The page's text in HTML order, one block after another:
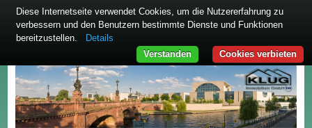
Diese Internetseite verwendet Cookies, um die Nutzererfahrung zu
verbessern und den Benutzern bestimmte Dienste und Funktionen
bereitzustellen.
Details
Cookies verbieten
Verstanden